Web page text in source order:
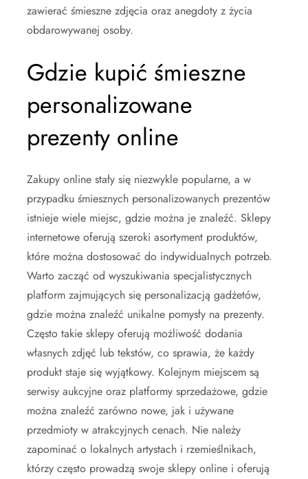
zawierać śmieszne zdjęcia oraz anegdoty z życia
obdarowywanej osoby.
Gdzie kupić śmieszne
personalizowane
prezenty online
Zakupy online stały się niezwykle popularne, a w
przypadku śmiesznych personalizowanych prezentów
istnieje wiele miejsc, gdzie można je znaleźć. Sklepy
internetowe oferują szeroki asortyment produktów,
które można dostosować do indywidualnych potrzeb.
Warto zacząć od wyszukiwania specjalistycznych
platform zajmujących się personalizacją gadżetów,
gdzie można znaleźć unikalne pomysły na prezenty.
Często takie sklepy oferują możliwość dodania
własnych zdjęć lub tekstów, co sprawia, że każdy
produkt staje się wyjątkowy. Kolejnym miejscem są
serwisy aukcyjne oraz platformy sprzedażowe, gdzie
można znaleźć zarówno nowe, jak i używane
przedmioty w atrakcyjnych cenach. Nie należy
zapominać o lokalnych artystach i rzemieślnikach,
którzy często prowadzą swoje sklepy online i oferują